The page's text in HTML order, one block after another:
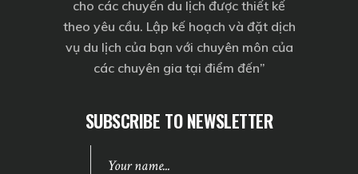
cho các chuyến du lịch được thiết kế
theo yêu cầu. Lập kế hoạch và đặt dịch
vụ du lịch của bạn với chuyên môn của
các chuyên gia tại điểm đến”
SUBSCRIBE TO NEWSLETTER